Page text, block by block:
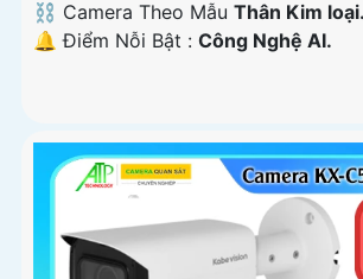
⛓ Camera Theo Mẫu Thân Kim loại.
️🔔 Điểm Nỗi Bật : Công Nghệ AI.